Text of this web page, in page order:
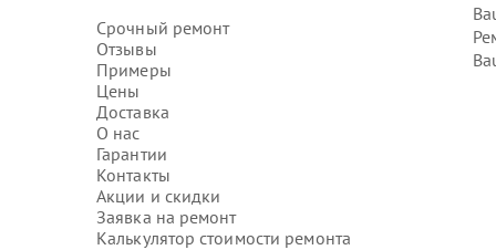
Срочный ремонт
Отзывы
Примеры
Цены
Доставка
О нас
Гарантии
Контакты
Акции и скидки
Заявка на ремонт
Калькулятор стоимости ремонта